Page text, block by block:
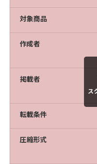
乙は、本ソフト
てのみ使用でき
乙は本ソフトウ
クションプリン
から出荷された
とができます。
第4条（禁止事項）
乙は第三者に対
も甲の文書によ
対象商品
作成者
掲載者
転載条件
圧縮形式
ス